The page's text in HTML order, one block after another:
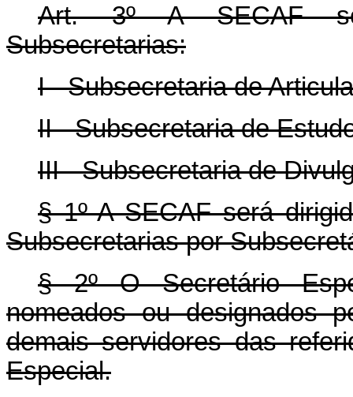
Art. 3º A SECAF
Subsecretarias:
I - Subsecretaria de
II - Subsecretaria de
III - Subsecretaria de
§ 1º A SECAF será
Subsecretarias por
§ 2º O Secretário
nomeados ou designados
demais servidores das
Especial.